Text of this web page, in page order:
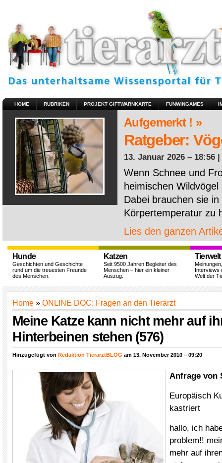
HOME RUBRIKEN PROJEKT GIFTWARNKARTE FUNWINGAMES
Aufgemerkt ! »
Ratgeber:
13. Januar 2026 – 18:56 |
Wenn Schnee und
heimischen
Dabei brauchen sie
Körpertemperatur zu
Lies den ganzen
Hunde
Geschichten und Geschichte
rund um die treuesten Freunde
des Menschen.
Katzen
Seit 9500 Jahren Begleiter des
Menschen – hier ein kleiner
Auszug.
Tierwelt
Interviews
Welt der
Home » ONLINE DOC: Fragen an den Tierarzt
Meine Katze kann nicht mehr auf
Hinterbeinen stehen (576)
Hinzugefügt von Redaktion TierarztBLOG am 13. November 2010 – 09:20
Anfrage von
Europäisch
kastriert
hallo, ich
problem!!
mehr auf